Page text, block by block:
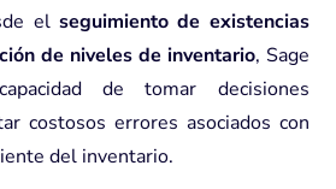
el seguimiento de existencias
de niveles de inventario, Sage
de tomar decisiones
costosos errores asociados con
del inventario.